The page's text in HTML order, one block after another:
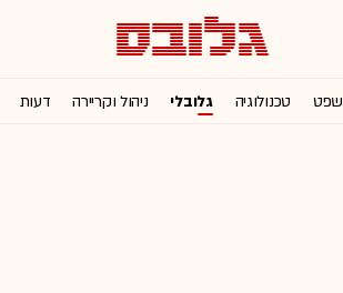
טכנולוגיה גלובלי ניהול וקריירה דעות